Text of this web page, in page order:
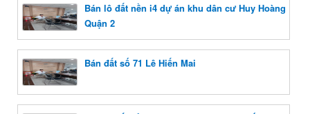
Bán lô đất nền i4 dự án khu dân cư Huy Hoàng
Quận 2
Bán đất số 71 Lê Hiến Mai